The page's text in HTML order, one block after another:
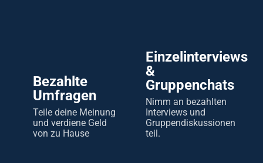
Bezahlte
Umfragen
Teile deine Meinung
und verdiene Geld
von zu Hause
Einzelinterviews
&
Gruppenchats
Nimm an bezahlten
Interviews und
Gruppendiskussionen
teil.